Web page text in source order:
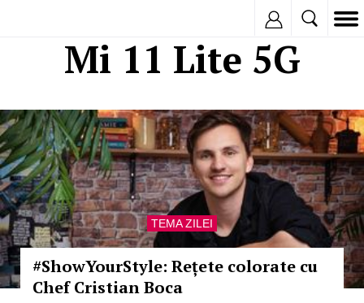
Mi 11 Lite 5G
TEMA ZILEI
#ShowYourStyle: Rețete colorate cu
Chef Cristian Boca